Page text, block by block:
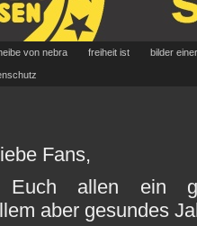
von nebra freiheit ist bilder
Fans,
allen ein
aber gesundes